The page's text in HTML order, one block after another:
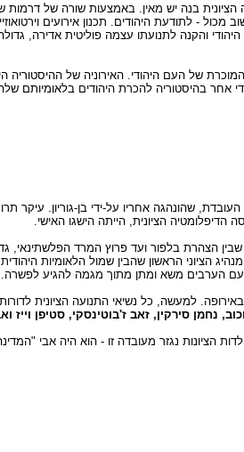
בנה יש מאין. באמצעות שורה של דרמות
- לתודעת היהודים. תכנון אירועים
והקנה לתנועתו עצמה פוליטית אדירה,
הייתה תנועתו הקטנה והדחויה לדוברת המוכרת של העם היהודי. האירוניה של
אחר בהיסטוריה להכרת היהודים בלאומיותם
העובדת, שהונהגה אחריו על-ידי בן-גוריון. עיקר
הציונית, הייתה הישגו האישי.
והחכמה הייתה הסוד שמיתן את התנגדות הערבים בשנות העיצוב של היישוב היהודי. במהלך 19 השנים שבין הצהרת
הציוני הראשון שהבין שמול הלאומיות היהודית
עם הערבים משא ומתן מתוך מגמה להגיע לפשרה.
למעשה, כל נשיאי התנועה הציונית
נחמן סירקין, זאב ז'בוטינסקי, סטיפן וייז
הציונות נגזר מעובדה זו - הוא היה אבי